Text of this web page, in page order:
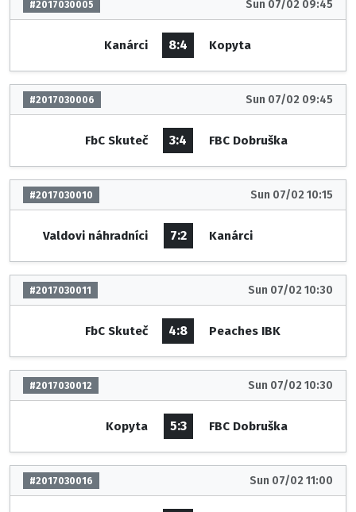
#2017030005 Sun 07/02 09:45
Kanárci 8:4 Kopyta
#2017030006 Sun 07/02 09:45
FbC Skuteč 3:4 FBC Dobruška
#2017030010 Sun 07/02 10:15
Valdovi náhradníci 7:2 Kanárci
#2017030011 Sun 07/02 10:30
FbC Skuteč 4:8 Peaches IBK
#2017030012 Sun 07/02 10:30
Kopyta 5:3 FBC Dobruška
#2017030016 Sun 07/02 11:00